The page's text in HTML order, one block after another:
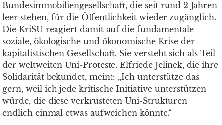
Bundesimmobiliengesellschaft, die seit rund 2 Jahren
leer stehen, für die Öffentlichkeit wieder zugänglich.
Die KriSU reagiert damit auf die fundamentale
soziale, ökologische und ökonomische Krise der
kapitalistischen Gesellschaft. Sie versteht sich als Teil
der weltweiten Uni-Proteste. Elfriede Jelinek, die ihre
Solidarität bekundet, meint: „Ich unterstütze das
gern, weil ich jede kritische Initiative unterstützen
würde, die diese verkrusteten Uni-Strukturen
endlich einmal etwas aufweichen könnte.“